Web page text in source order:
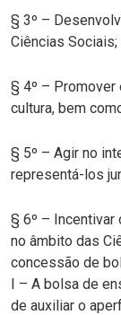
§ 3º –
Ciências Sociais;
§ 4º –
cultura, bem
§ 5º – Agir no
representá-los
§ 6º – Incentivar
no âmbito das
concessão de
I – A bolsa de
de auxiliar o